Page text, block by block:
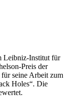
Leibniz-Institut für
Preis der
seine Arbeit zum
Holes“. Die